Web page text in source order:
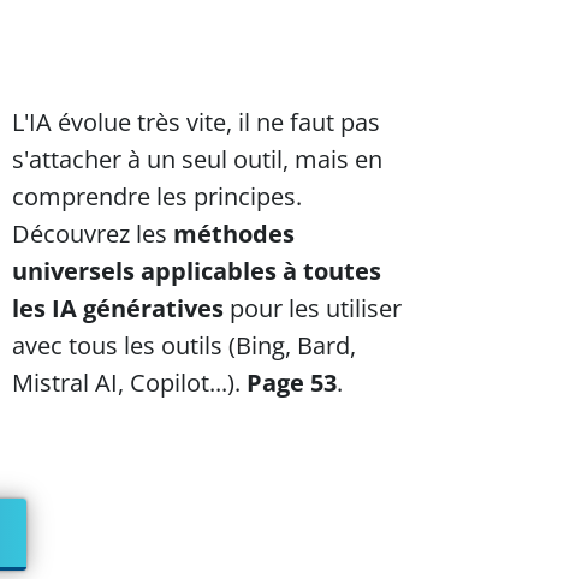
L'IA évolue très vite, il ne faut pas
s'attacher à un seul outil, mais en
comprendre les principes.
Découvrez les méthodes
universels applicables à toutes
les IA génératives pour les utiliser
avec tous les outils (Bing, Bard,
Mistral AI, Copilot...). Page 53.